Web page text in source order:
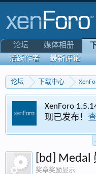
论坛 下载中心
XenForo
现已发布！
[bd]
奖章奖励显示
论坛 媒体相册
活跃作者
最新评论